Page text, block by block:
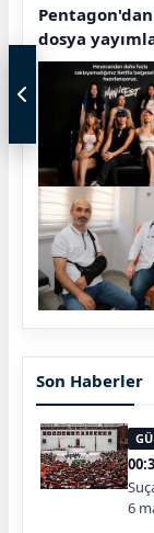
dosya
Son Haberler
6